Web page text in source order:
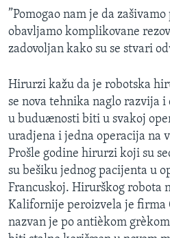
”Pomogao nam je da
obavljamo komplikovane
zadovoljan kako su se stvari
Hirurzi kažu da je robotska
se nova tehnika naglo razvija
u buduænosti biti u svakoj
uradjena i jedna operacija na
Prošle godine hirurzi koji su
su bešiku jednog pacijenta u
Francuskoj. Hirurškog robota
Kalifornije peroizvela je firma
nazvan je po antièkom